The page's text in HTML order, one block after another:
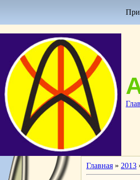
Главная » 2013